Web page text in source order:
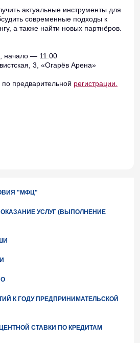
"МФЦ"
УСЛУГ (ВЫПОЛНЕНИЕ
К ГОДУ ПРЕДПРИНИМАТЕЛЬСКОЙ
СТАВКИ ПО КРЕДИТАМ
актуальные инструменты для
современные подходы к
а также найти новых партнёров.
начало — 11:00
3, «Огарёв Арена»
предварительной регистрации.